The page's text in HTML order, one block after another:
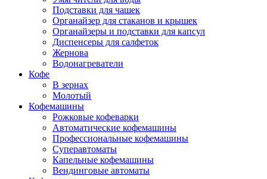
Подставки для чашек
Органайзер для стаканов и крышек
Органайзеры и подставки для капсул
Диспенсеры для салфеток
Жернова
Водонагреватели
Кофе
В зернах
Молотый
Кофемашины
Рожковые кофеварки
Автоматические кофемашины
Профессиональные кофемашины
Суперавтоматы
Капельные кофемашины
Вендинговые автоматы